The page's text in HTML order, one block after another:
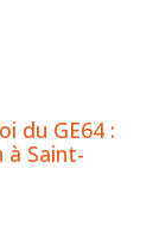
du GE64 :
à Saint-